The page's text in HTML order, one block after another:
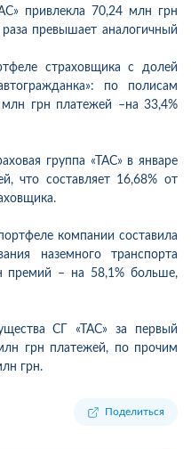
привлекла 70,24 млн грн
превышает аналогичный
страховщика с долей
по полисам
грн платежей –на 33,4%
группа «ТАС» в январе
что составляет 16,68% от
компании составила
наземного транспорта
премий – на 58,1% больше,
СГ «ТАС» за первый
грн платежей, по прочим
грн.
Поделиться